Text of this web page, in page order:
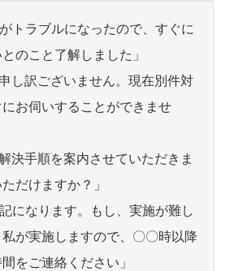
トラブルになったので、すぐに
のこと了解しました」
し訳ございません。現在別件対
お伺いすることができませ
決手順を案内させていただきま
だけますか？」
になります。もし、実施が難し
が実施しますので、〇〇時以降
をご連絡ください」